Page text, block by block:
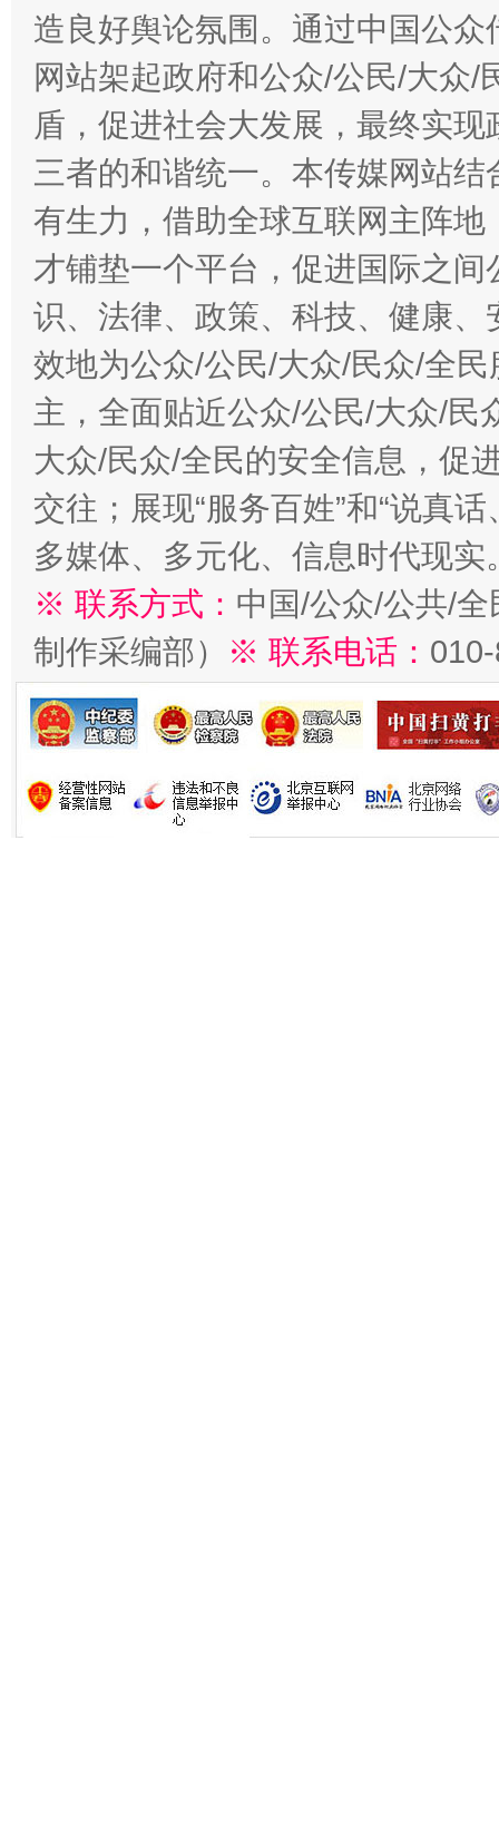
造良好舆论氛围。通过中国公
网站架起政府和公众/公民/大众
盾，促进社会大发展，最终实
三者的和谐统一。本传媒网站
有生力，借助全球互联网主阵
才铺垫一个平台，促进国际之
识、法律、政策、科技、健康
效地为公众/公民/大众/民众/全
主，全面贴近公众/公民/大众/民
大众/民众/全民的安全信息，促
交往；展现“服务百姓”和“说真
多媒体、多元化、信息时代现实
※ 联系方式： 中国/公众/公共/
制作采编部）
※ 联系电话：